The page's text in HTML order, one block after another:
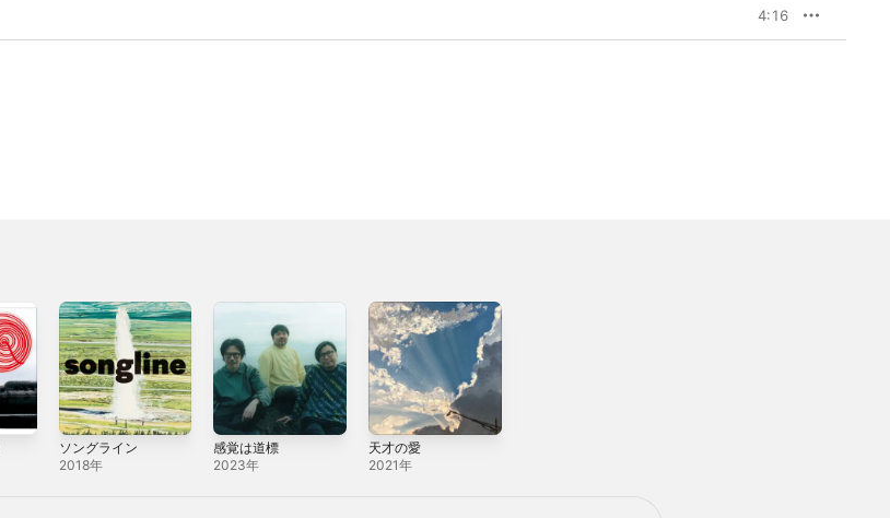
4:16
ソングライン
2018年
感覚は道標
2023年
天才の愛
2021年